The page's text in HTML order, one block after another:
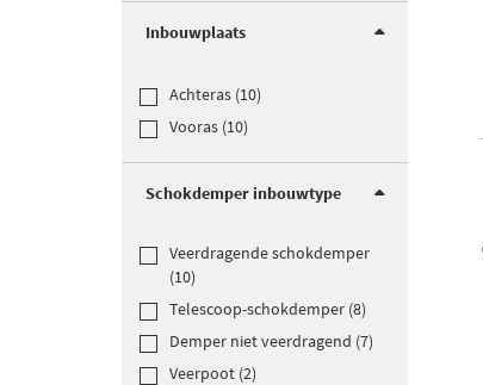
Inbouwplaats
Achteras (10)
Vooras (10)
Schokdemper inbouwtype
Veerdragende schokdemper
(10)
Telescoop-schokdemper (8)
Demper niet veerdragend (7)
Veerpoot (2)